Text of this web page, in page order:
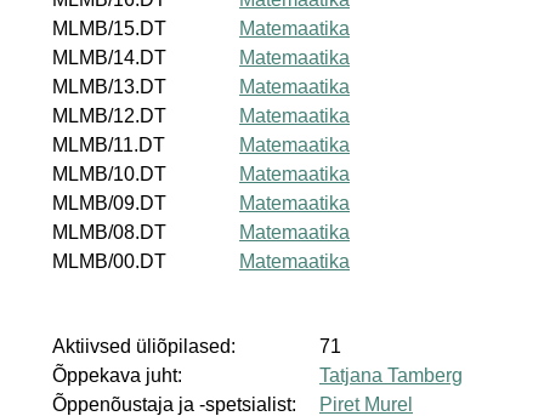
MLMB/15.DT
Matemaatika
MLMB/14.DT
Matemaatika
MLMB/13.DT
Matemaatika
MLMB/12.DT
Matemaatika
MLMB/11.DT
Matemaatika
MLMB/10.DT
Matemaatika
MLMB/09.DT
Matemaatika
MLMB/08.DT
Matemaatika
MLMB/00.DT
Matemaatika
Aktiivsed üliõpilased:
71
Õppekava juht:
Tatjana Tamberg
Õppenõustaja ja -spetsialist:
Piret Murel